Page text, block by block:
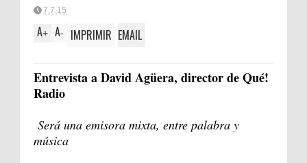
7.7.15
A+ A- IMPRIMIR EMAIL
Entrevista a David Agüera, director de Qué!
Radio
Será una emisora mixta, entre palabra y
música